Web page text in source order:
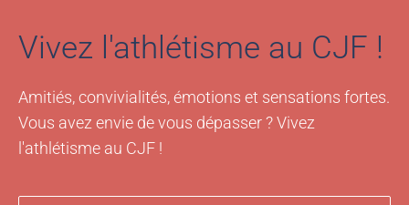
Vivez l'athlétisme au CJF !
Amitiés, convivialités, émotions et sensations fortes.
Vous avez envie de vous dépasser ? Vivez
l'athlétisme au CJF !